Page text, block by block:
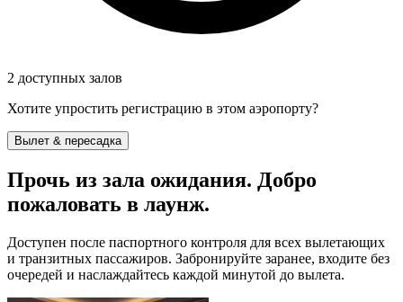
2 доступных залов
Хотите упростить регистрацию в этом аэропорту?
Вылет & пересадка
Прочь из зала ожидания. Добро
пожаловать в лаунж.
Доступен после паспортного контроля для всех вылетающих
и транзитных пассажиров. Забронируйте заранее, входите без
очередей и наслаждайтесь каждой минутой до вылета.